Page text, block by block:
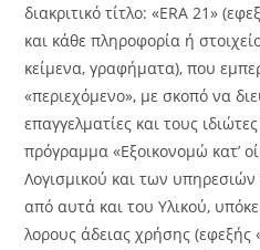
διακριτικό τίτλο: «ERA 21»
και κάθε πληροφορία ή
κείμενα, γραφήματα), που
«περιεχόμενο», με σκοπό να
επαγγελματίες και τους
πρόγραμμα «Εξοικονομώ κατ’
Λογισμικού και των
από αυτά και του Υλικού,
λορους άδειας χρήσης (εφεξής